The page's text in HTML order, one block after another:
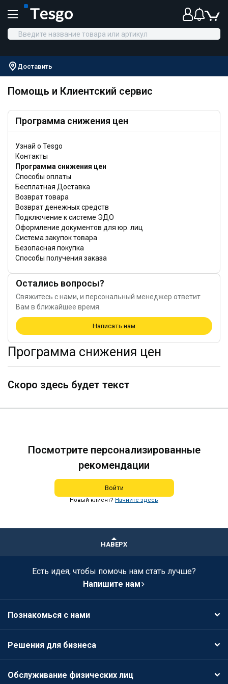
Доставить
Помощь и Клиентский сервис
Программа снижения цен
Узнай о Tesgo
Контакты
Программа снижения цен
Способы оплаты
Бесплатная Доставка
Возврат товара
Возврат денежных средств
Подключение к системе ЭДО
Оформление документов для юр. лиц
Система закупок товара
Безопасная покупка
Способы получения заказа
Остались вопросы?
Свяжитесь с нами, и персональный менеджер ответит
Вам в ближайшее время.
Написать нам
Программа снижения цен
Скоро здесь будет текст
Посмотрите персонализированные
рекомендации
Войти
Новый клиент? Начните здесь
НАВЕРХ
Есть идея, чтобы помочь нам стать лучше?
Напишите нам
Познакомься с нами
Решения для бизнеса
Обслуживание физических лиц